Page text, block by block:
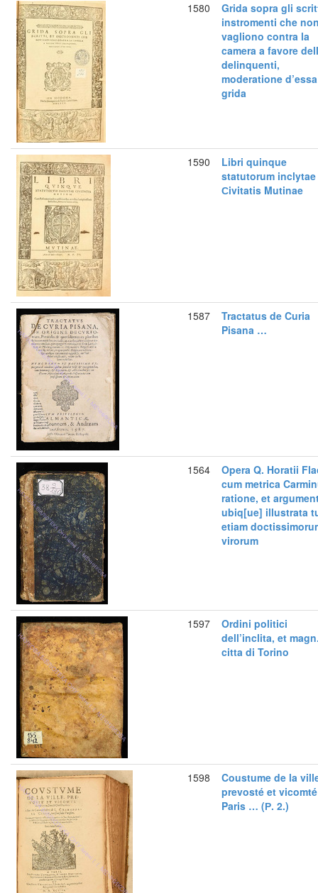
1580
Grida sopra gli
instromenti che
vagliono contra la
camera a favore
delinquenti,
moderatione d’essa
grida
1590
Libri quinque
statutorum inclytae
Сivitatis Mutinae
1587
Tractatus de Curia
Pisana …
1564
Opera Q. Horatii
cum metrica
ratione, et
ubiq[ue] illustrata
etiam
virorum
1597
Ordini politici
dell’inclita, et
citta di Torino
1598
Coustume de la
prevosté et
Paris … (Р. 2.)